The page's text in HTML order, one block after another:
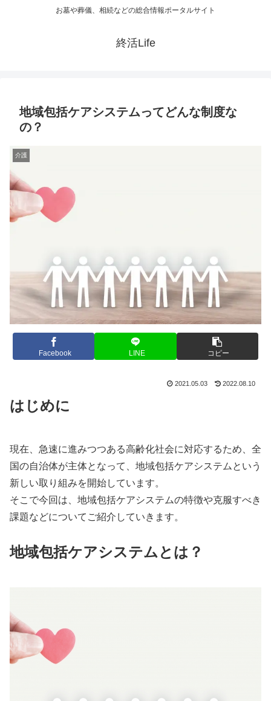
お墓や葬儀、相続などの総合情報ポータルサイト
終活Life
地域包括ケアシステムってどんな制度な
の？
介護
Facebook LINE コピー
2021.05.03 2022.08.10
はじめに
現在、急速に進みつつある高齢化社会に対応するため、全
国の自治体が主体となって、地域包括ケアシステムという
新しい取り組みを開始しています。
そこで今回は、地域包括ケアシステムの特徴や克服すべき
課題などについてご紹介していきます。
地域包括ケアシステムとは？